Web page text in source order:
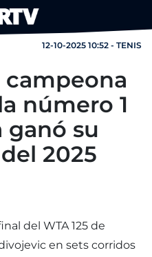
12-10-2025 10:52 - TENIS
campeona
número 1
su
2025
del WTA 125 de
en sets corridos